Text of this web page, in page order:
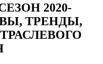
2020-
ТРЕНДЫ,